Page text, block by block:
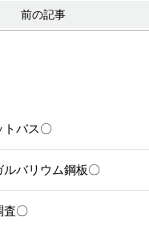
前の記事
トバス〇
ルバリウム鋼板〇
査〇